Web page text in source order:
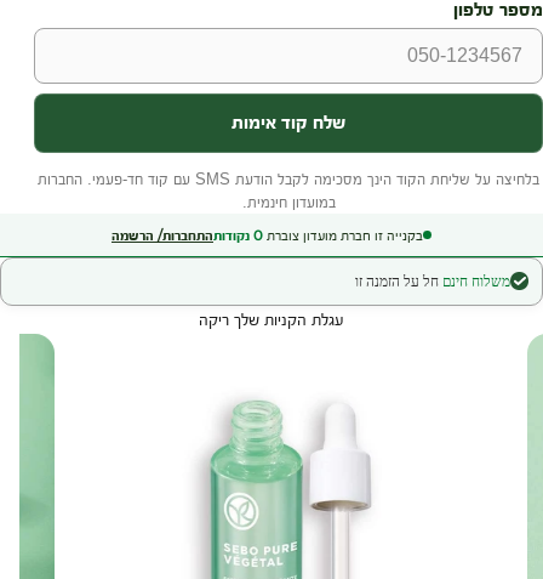
בקנייה זו חברת מועדון צוברת 0 נקודותהתחברות/ הרשמה
משלוח חינם חל על הזמנה זו
עגלת הקניות שלך ריקה